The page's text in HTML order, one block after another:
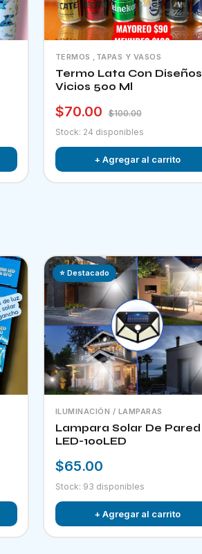
TERMOS ,TAPAS Y VASOS
Termo Lata Con Diseños
Vicios 500 Ml
$70.00
$100.00
Stock: 24 disponibles
+ Agregar al carrito
⭐ Destacado
ILUMINACIÓN / LAMPARAS
Lampara Solar De Pared
LED-100LED
$65.00
Stock: 93 disponibles
+ Agregar al carrito